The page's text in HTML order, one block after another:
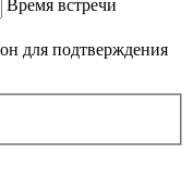
Время встречи
для подтверждения